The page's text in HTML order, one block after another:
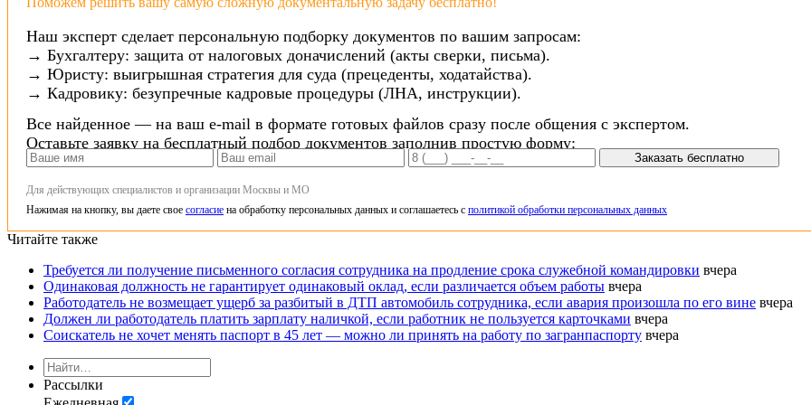
Наш эксперт сделает персональную подборку документов по вашим запросам:
→ Бухгалтеру: защита от налоговых доначислений (акты сверки, письма).
→ Юристу: выигрышная стратегия для суда (прецеденты, ходатайства).
→ Кадровику: безупречные кадровые процедуры (ЛНА, инструкции).
Все найденное — на ваш e-mail в формате готовых файлов сразу после общения с экспертом.
Оставьте заявку на бесплатный подбор документов заполнив простую форму:
Заказать бесплатно
Для действующих специалистов и организации Москвы и МО
Нажимая на кнопку, вы даете свое согласие на обработку персональных данных и соглашаетесь с политикой обработки персональных данных
Читайте также
Требуется ли получение письменного согласия сотрудника на продление срока служебной командировки вчера
Одинаковая должность не гарантирует одинаковый оклад, если различается объем работы вчера
Работодатель не возмещает ущерб за разбитый в ДТП автомобиль сотрудника, если авария произошла по его вине вчера
Должен ли работодатель платить зарплату наличкой, если работник не пользуется карточками вчера
Соискатель не хочет менять паспорт в 45 лет — можно ли принять на работу по загранпаспорту вчера
Рассылки